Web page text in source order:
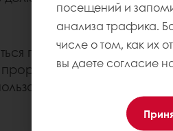
производством,
зерен для
в хлебопекарных
посещений и
анализа трафика.
числе о том, как их
вы даете согласие